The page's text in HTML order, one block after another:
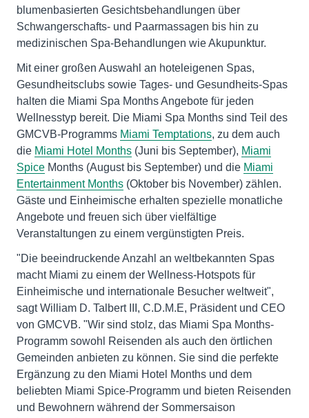
blumenbasierten Gesichtsbehandlungen über
Schwangerschafts- und Paarmassagen bis hin zu
medizinischen Spa-Behandlungen wie Akupunktur.
Mit einer großen Auswahl an hoteleigenen Spas,
Gesundheitsclubs sowie Tages- und Gesundheits-Spas
halten die Miami Spa Months Angebote für jeden
Wellnesstyp bereit. Die Miami Spa Months sind Teil des
GMCVB-Programms Miami Temptations, zu dem auch
die Miami Hotel Months (Juni bis September), Miami
Spice Months (August bis September) und die Miami
Entertainment Months (Oktober bis November) zählen.
Gäste und Einheimische erhalten spezielle monatliche
Angebote und freuen sich über vielfältige
Veranstaltungen zu einem vergünstigten Preis.
"Die beeindruckende Anzahl an weltbekannten Spas
macht Miami zu einem der Wellness-Hotspots für
Einheimische und internationale Besucher weltweit",
sagt William D. Talbert III, C.D.M.E, Präsident und CEO
von GMCVB. "Wir sind stolz, das Miami Spa Months-
Programm sowohl Reisenden als auch den örtlichen
Gemeinden anbieten zu können. Sie sind die perfekte
Ergänzung zu den Miami Hotel Months und dem
beliebten Miami Spice-Programm und bieten Reisenden
und Bewohnern während der Sommersaison